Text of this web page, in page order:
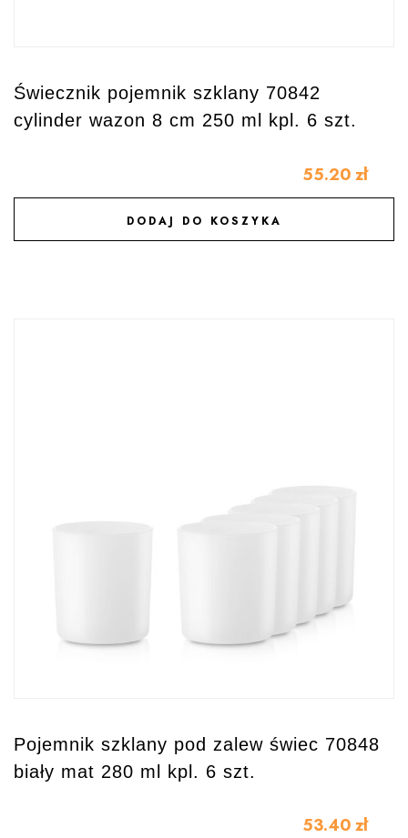
Świecznik pojemnik szklany 70842
cylinder wazon 8 cm 250 ml kpl. 6 szt.
55.20 zł
DODAJ DO KOSZYKA
DODAJ DO ULUBIONYCH
Pojemnik szklany pod zalew świec 70848
biały mat 280 ml kpl. 6 szt.
53.40 zł